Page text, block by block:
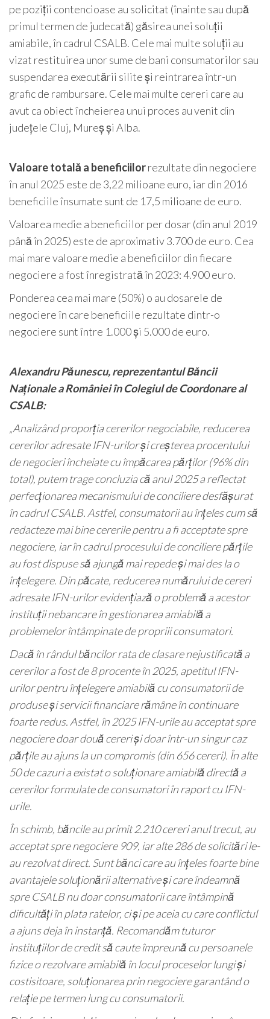
pe poziții contencioase au solicitat (înainte sau după
primul termen de judecată) găsirea unei soluții
amiabile, în cadrul CSALB. Cele mai multe soluții au
vizat restituirea unor sume de bani consumatorilor sau
suspendarea executării silite și reintrarea într-un
grafic de rambursare. Cele mai multe cereri care au
avut ca obiect încheierea unui proces au venit din
județele Cluj, Mureș și Alba.
Valoare totală a beneficiilorrezultate din negociere
în anul 2025 este de 3,22 milioane euro, iar din 2016
beneficiile însumate sunt de 17,5 milioane de euro.
Valoarea medie a beneficiilor per dosar (din anul 2019
până în 2025) este de aproximativ 3.700 de euro. Cea
mai mare valoare medie a beneficiilor din fiecare
negociere a fost înregistrată în 2023: 4.900 euro.
Ponderea cea mai mare (50%) o au dosarele de
negociere în care beneficiile rezultate dintr-o
negociere sunt între 1.000 și 5.000 de euro.
Alexandru Păunescu, reprezentantul Băncii
Naționale a României în Colegiul de Coordonare al
CSALB:
„Analizând proporția cererilor negociabile, reducerea
cererilor adresate IFN-urilor și creșterea procentului
de negocieri încheiate cu împăcarea părților (96% din
total), putem trage concluzia că anul 2025 a reflectat
perfecționarea mecanismului de conciliere desfășurat
în cadrul CSALB. Astfel, consumatorii au înțeles cum să
redacteze mai bine cererile pentru a fi acceptate spre
negociere, iar în cadrul procesului de conciliere părțile
au fost dispuse să ajungă mai repede și mai des la o
înțelegere. Din păcate, reducerea numărului de cereri
adresate IFN-urilor evidențiază o problemă a acestor
instituții nebancare în gestionarea amiabilă a
problemelor întâmpinate de propriii consumatori.
Dacă în rândul băncilor rata de clasare nejustificată a
cererilor a fost de 8 procente în 2025, apetitul IFN-
urilor pentru înțelegere amiabilă cu consumatorii de
produse și servicii financiare rămâne în continuare
foarte redus. Astfel, în 2025 IFN-urile au acceptat spre
negociere doar două cereri și doar într-un singur caz
părțile au ajuns la un compromis (din 656 cereri). În alte
50 de cazuri a existat o soluționare amiabilă directă a
cererilor formulate de consumatori în raport cu IFN-
urile.
În schimb, băncile au primit 2.210 cereri anul trecut, au
acceptat spre negociere 909, iar alte 286 de solicitări le-
au rezolvat direct. Sunt bănci care au înțeles foarte bine
avantajele soluționării alternative și care îndeamnă
spre CSALB nu doar consumatorii care întâmpină
dificultăți în plata ratelor, ci și pe aceia cu care conflictul
a ajuns deja în instanță. Recomandăm tuturor
instituțiilor de credit să caute împreună cu persoanele
fizice o rezolvare amiabilă în locul proceselor lungi și
costisitoare, soluționarea prin negociere garantând o
relație pe termen lung cu consumatorii.